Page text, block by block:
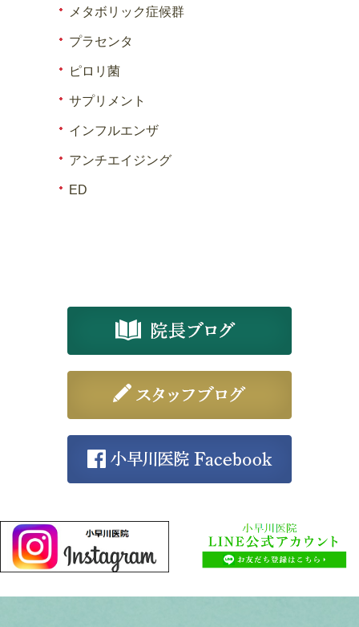
メタボリック症候群
プラセンタ
ピロリ菌
サプリメント
インフルエンザ
アンチエイジング
ED